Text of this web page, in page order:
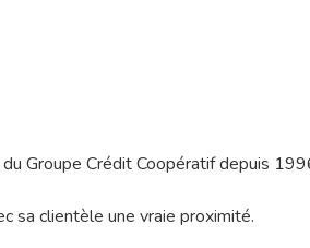
Groupe Crédit Coopératif depuis
sa clientèle une vraie proximité.